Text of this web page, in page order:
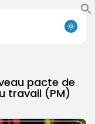
pacte de
travail (PM)